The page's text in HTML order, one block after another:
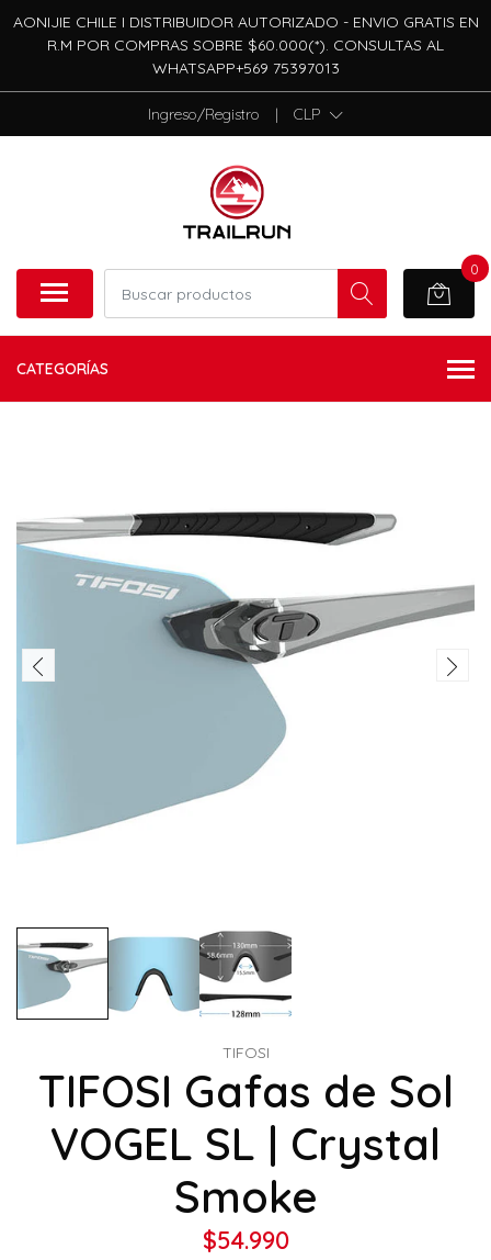
AONIJIE CHILE I DISTRIBUIDOR AUTORIZADO - ENVIO GRATIS EN
R.M POR COMPRAS SOBRE $60.000(*). CONSULTAS AL
WHATSAPP+569 75397013
Ingreso/Registro | CLP
0
CATEGORÍAS
TIFOSI
TIFOSI Gafas de Sol
VOGEL SL | Crystal
Smoke
$54.990